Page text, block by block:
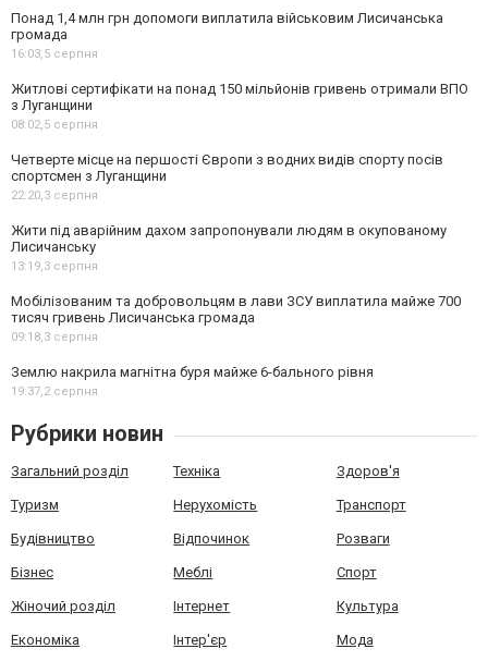
Понад 1,4 млн грн допомоги виплатила військовим Лисичанська
громада
16:03,5 серпня
Житлові сертифікати на понад 150 мільйонів гривень отримали ВПО
з Луганщини
08:02,5 серпня
Четверте місце на першості Європи з водних видів спорту посів
спортсмен з Луганщини
22:20,3 серпня
Жити під аварійним дахом запропонували людям в окупованому
Лисичанську
13:19,3 серпня
Мобілізованим та добровольцям в лави ЗСУ виплатила майже 700
тисяч гривень Лисичанська громада
09:18,3 серпня
Землю накрила магнітна буря майже 6-бального рівня
19:37,2 серпня
Рубрики новин
Загальний розділ Техніка Здоров'я
Туризм Нерухомість Транспорт
Будівництво Відпочинок Розваги
Бізнес Меблі Спорт
Жіночий розділ Інтернет Культура
Економіка Інтер'єр Мода